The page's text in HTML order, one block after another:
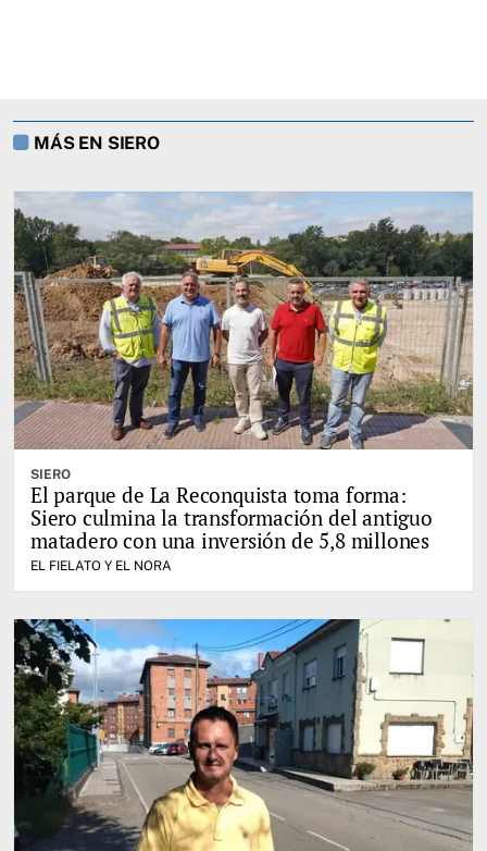
MÁS EN SIERO
SIERO
El parque de La Reconquista toma forma:
Siero culmina la transformación del antiguo
matadero con una inversión de 5,8 millones
EL FIELATO Y EL NORA